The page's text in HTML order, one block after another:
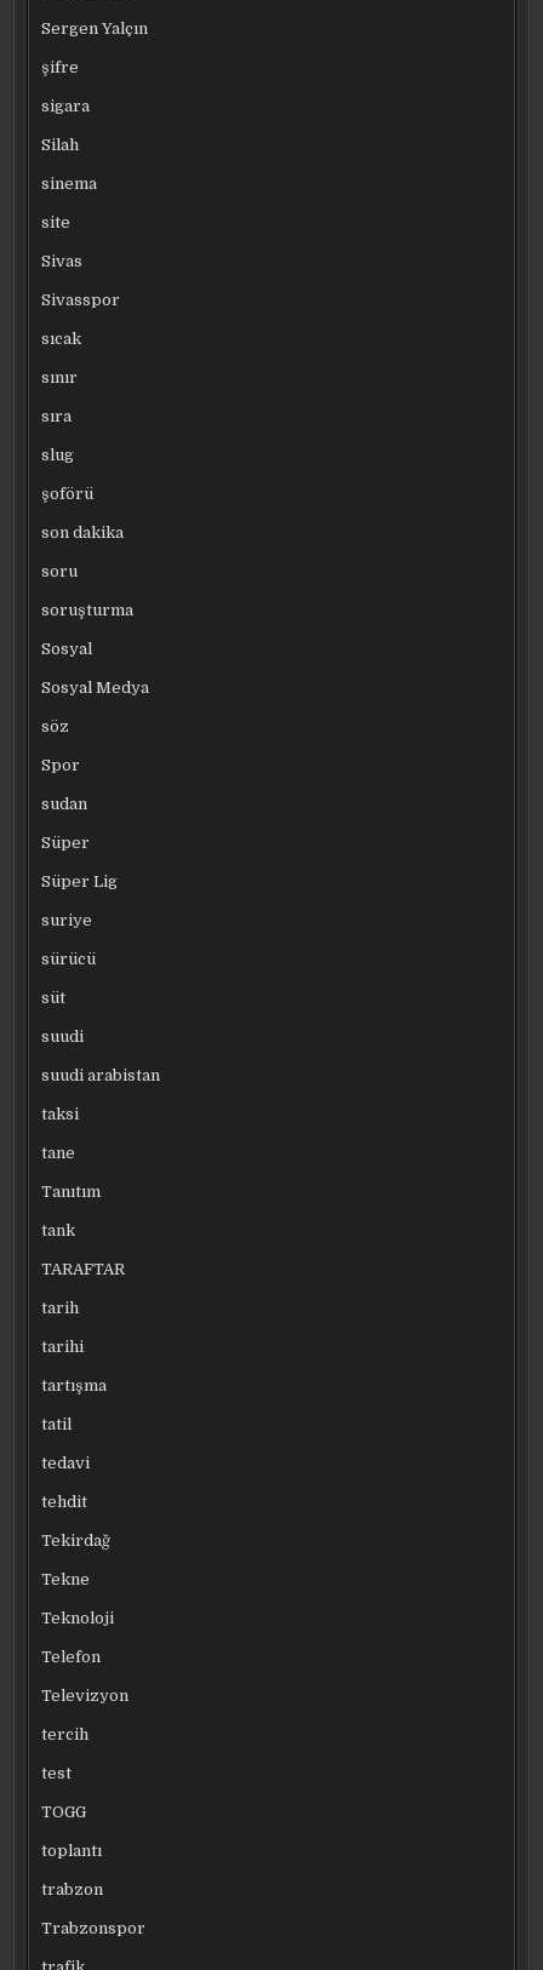
Sergen Yalçın
şifre
sigara
Silah
sinema
site
Sivas
Sivasspor
sıcak
sınır
sıra
slug
şoförü
son dakika
soru
soruşturma
Sosyal
Sosyal Medya
söz
Spor
sudan
Süper
Süper Lig
suriye
sürücü
süt
suudi
suudi arabistan
taksi
tane
Tanıtım
tank
TARAFTAR
tarih
tarihi
tartışma
tatil
tedavi
tehdit
Tekirdağ
Tekne
Teknoloji
Telefon
Televizyon
tercih
test
TOGG
toplantı
trabzon
Trabzonspor